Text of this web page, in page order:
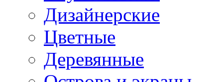
Дизайнерские
Цветные
Деревянные